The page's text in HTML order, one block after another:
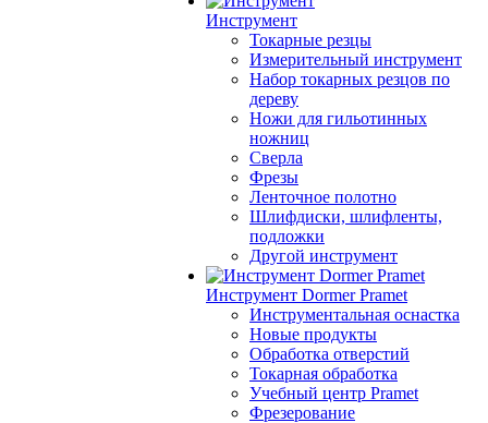
Инструмент
Токарные резцы
Измерительный инструмент
Набор токарных резцов по
дереву
Ножи для гильотинных
ножниц
Сверла
Фрезы
Ленточное полотно
Шлифдиски, шлифленты,
подложки
Другой инструмент
Инструмент Dormer Pramet
Инструментальная оснастка
Новые продукты
Обработка отверстий
Токарная обработка
Учебный центр Pramet
Фрезерование